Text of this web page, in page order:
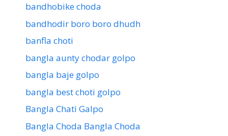
bandhobike choda
bandhodir boro boro dhudh
banfla choti
bangla aunty chodar golpo
bangla baje golpo
bangla best choti golpo
Bangla Chati Galpo
Bangla Choda Bangla Choda